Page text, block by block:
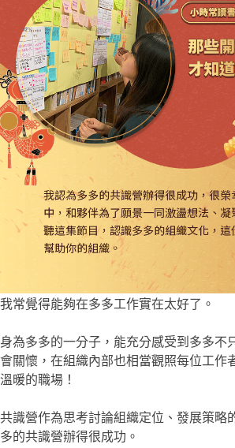
我常覺得能夠在多多工作實在太好了。
身為多多的一分子，能充分感受到多多不
會關懷，在組織內部也相當觀照每位工作
溫暖的職場！
共識營作為思考討論組織定位、發展策略
多的共識營辦得很成功。